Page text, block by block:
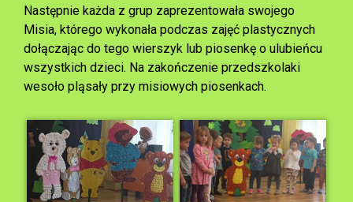
Następnie każda z grup zaprezentowała swojego
Misia, którego wykonała podczas zajęć plastycznych
dołączając do tego wierszyk lub piosenkę o ulubieńcu
wszystkich dzieci. Na zakończenie przedszkolaki
wesoło pląsały przy misiowych piosenkach.